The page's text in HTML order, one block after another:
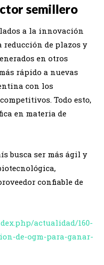
semillero
a la innovación
reducción de plazos y
en otros
rápido a nuevas
con los
Todo esto,
en materia de
busca ser más ágil y
confiable de
actualidad/160-
de-ogm-para-ganar-